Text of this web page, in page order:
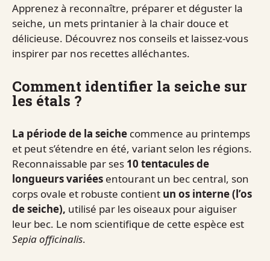
Apprenez à reconnaître, préparer et déguster la
seiche, un mets printanier à la chair douce et
délicieuse. Découvrez nos conseils et laissez-vous
inspirer par nos recettes alléchantes.
Comment identifier la seiche sur
les étals ?
La période de la seiche commence au printemps
et peut s’étendre en été, variant selon les régions.
Reconnaissable par ses 10 tentacules de
longueurs variées entourant un bec central, son
corps ovale et robuste contient un os interne (l’os
de seiche), utilisé par les oiseaux pour aiguiser
leur bec. Le nom scientifique de cette espèce est
Sepia officinalis.